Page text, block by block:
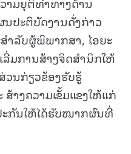
ນປະຕິບັດງານດັ່ງກ່າວ
າລັບຜູ້ພິພາກສາ, ໄອຍະ
ລີ່ມການສ້າງຈິດສຳນຶກໃຫ້
ນກ່ຽວຂ້ອງຮັບຮູ້
າງຄວາມເຂັ້ມແຂງໃຫ້ແກ່
ະກັນໃຫ້ໄດ້ຮັບໝາກຜົນທີ່